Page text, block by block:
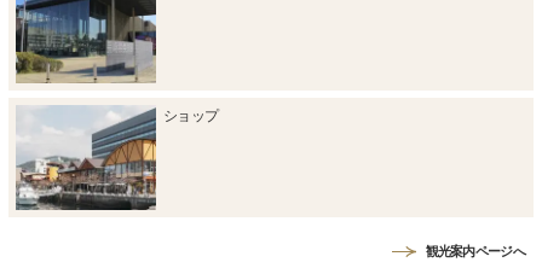
ショップ
観光案内ページへ